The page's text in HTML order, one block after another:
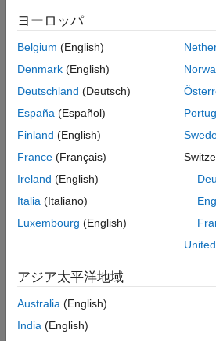
ユーティリティ
PS Repeating
Sequence
PS Sine Wave
Generate sine
simulation time
PS Step
Generate
PS Uniform
Number
Generate
トピック
物理量信号の単位の伝播
物理量信号ブロックでは、単位が伝
レガシ物理量信号ブロックを使用し
せんでした。
ヨーロッパ
Belgium (English)
Denmark (English)
Deutschland (Deutsch)
España (Español)
Finland (English)
France (Français)
Ireland (English)
Italia (Italiano)
Luxembourg (English)
アジア太平洋地域
Australia (English)
India (English)